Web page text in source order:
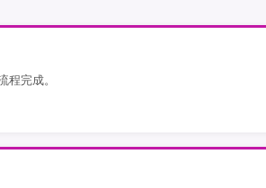
完成。